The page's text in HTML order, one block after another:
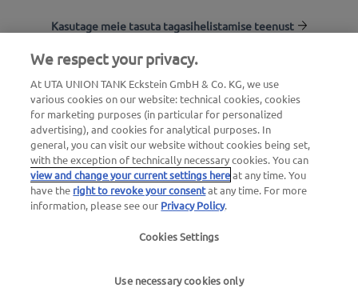
Kasutage meie tasuta tagasihelistamise teenust
Tankla otsing
Logi kliendikeskkonda
Info UTA Edenredi kohta
Privaatsuspoliitika |
We respect your privacy.
At UTA UNION TANK Eckstein GmbH & Co. KG, we use
various cookies on our website: technical cookies, cookies
for marketing purposes (in particular for personalized
advertising), and cookies for analytical purposes. In
general, you can visit our website without cookies being set,
with the exception of technically necessary cookies. You can
view and change your current settings hereat any time. You
have the right to revoke your consentat any time. For more
information, please see our Privacy Policy.
Cookies Settings
Use necessary cookies only